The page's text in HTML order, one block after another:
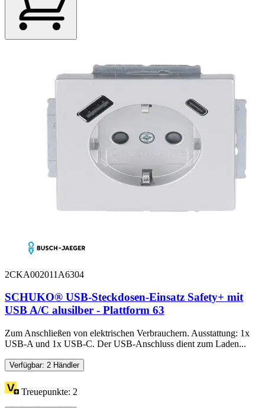
2CKA002011A6304
SCHUKO® USB-Steckdosen-Einsatz Safety+ mit
USB A/C alusilber - Plattform 63
Zum Anschließen von elektrischen Verbrauchern. Ausstattung: 1x
USB-A und 1x USB-C. Der USB-Anschluss dient zum Laden...
Verfügbar: 2 Händler
Treuepunkte: 2